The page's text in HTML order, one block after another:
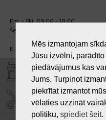
Pm. - Pkt. 09:00 - 18:00
Sest. un Sv. - brīvs.
E-pasts:info@laiksjewellery.lv
VEIKALI "LAIKS"
SERVISA
Mēs izmantojam
Jūsu izvēlni, parādīto
piedāvājumus kas
Jums. Turpinot
piekrītat izmantot
vēlaties uzzināt
politiku, spiediet šeit.